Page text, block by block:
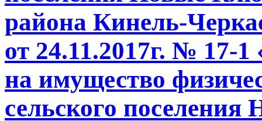
района Кинель-
от 24.11.2017г. № 17-
на имущество
сельского